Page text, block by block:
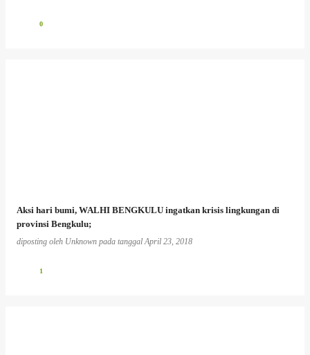
0
Aksi hari bumi, WALHI BENGKULU ingatkan krisis lingkungan di
provinsi Bengkulu;
diposting oleh Unknown pada tanggalApril 23, 2018
1